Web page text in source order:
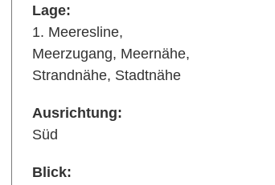
Lage:
1. Meeresline,
Meerzugang, Meernähe,
Strandnähe, Stadtnähe
Ausrichtung:
Süd
Blick: